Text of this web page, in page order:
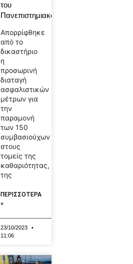
του
Πανεπιστημιακού
Απορρίφθηκε
από το
δικαστήριο
η
προσωρινή
διαταγή
ασφαλιστικών
μέτρων για
την
παραμονή
των 150
συμβασιούχων
στους
τομείς της
καθαριότητας,
της
ΠΕΡΙΣΣΟΤΕΡΑ
»
23/10/2023
11:06